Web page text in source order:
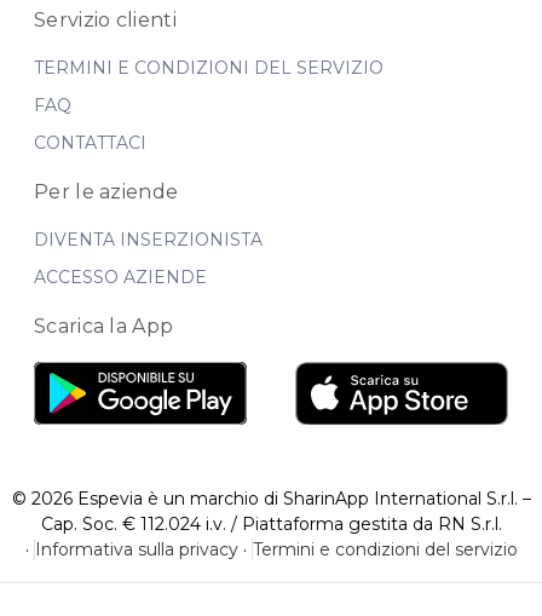
Servizio clienti
TERMINI E CONDIZIONI DEL SERVIZIO
FAQ
CONTATTACI
Per le aziende
DIVENTA INSERZIONISTA
ACCESSO AZIENDE
Scarica la App
© 2026 Espevia è un marchio di SharinApp International S.r.l. –
Cap. Soc. € 112.024 i.v. / Piattaforma gestita da RN S.r.l.
· Informativa sulla privacy· Termini e condizioni del servizio